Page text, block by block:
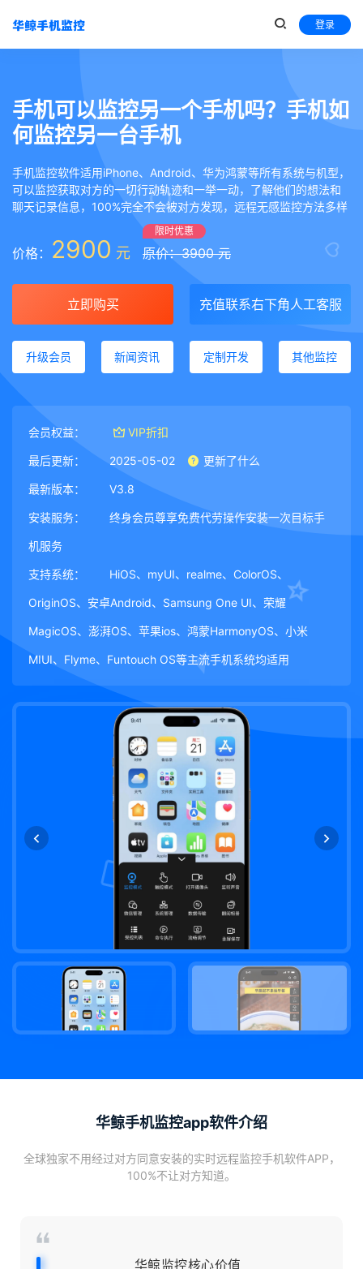
登录
手机可以监控另一个手机吗？手机如
何监控另一台手机
手机监控软件适用iPhone、Android、华为鸿蒙等所有系统与机型，
可以监控获取对方的一切行动轨迹和一举一动，了解他们的想法和
聊天记录信息，100%完全不会被对方发现，远程无感监控方法多样
价格： 2900 元
限时优惠
原价：3900 元
立即购买 充值联系右下角人工客服
升级会员 新闻资讯 定制开发 其他监控
会员权益： VIP折扣
最后更新： 2025-05-02 更新了什么
最新版本： V3.8
安装服务： 终身会员尊享免费代劳操作安装一次目标手
机服务
支持系统： HiOS、myUI、realme、ColorOS、
OriginOS、安卓Android、Samsung One UI、荣耀
MagicOS、澎湃OS、苹果ios、鸿蒙HarmonyOS、小米
MIUI、Flyme、Funtouch OS等主流手机系统均适用
华鲸手机监控app软件介绍
全球独家不用经过对方同意安装的实时远程监控手机软件APP，
100%不让对方知道。
华鲸监控核心价值